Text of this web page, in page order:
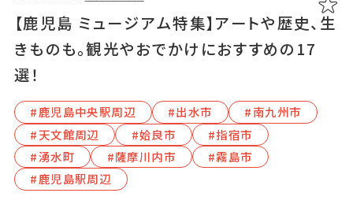
＃2024オープン＃お土産＃かき氷＃アルコール
＃イベントレポート＃エスニック料理＃カフェ＃カレー
＃スイーツ＃テイクアウト
【鹿児島 ミュージアム特集】アートや歴史、生
きものも。観光やおでかけにおすすめの17
選！
#⿅児島中央駅周辺 #出⽔市
#南九州市
#天⽂館周辺
#姶良市
#指宿市
#湧⽔町
#薩摩川内市
#霧島市
#鹿児島駅周辺
【鹿児島 ミュージアム特集】アートや歴史、生
きものも。観光やおでかけにおすすめの17
選！
#⿅児島中央駅周辺 #出⽔市
#南九州市
#天⽂館周辺
#姶良市
#指宿市
#湧⽔町
#薩摩川内市
#霧島市
#鹿児島駅周辺
鹿児島県霧島アートの森のカフェ「森と福」桜
島灰干しや人気店とのコラボメニューを
#湧⽔町
#2025オープン#アート#カフェ#ランチ#写真映え
#家族・子ども
8月9～30日まで、湧水町くりの図書館で「わ
かったさんの世界展」開催。原画約50点を展
示！
#湧⽔町
#イベント#家族・子ども
おでかけスポット「鹿児島県霧島アートの森」
の楽しみ方！野外アート・建築・見どころを紹
介
#湧⽔町 #霧島市
#アート#学ぶ#家族・子ども#観光